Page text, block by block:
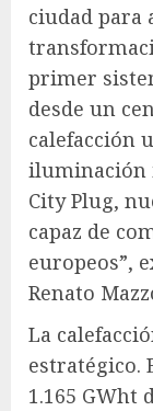
ciudad para
primer
desde un
calefacción
iluminación
City Plug,
capaz de
europeos”,
Renato
La
estratégico.
1.165 GWht